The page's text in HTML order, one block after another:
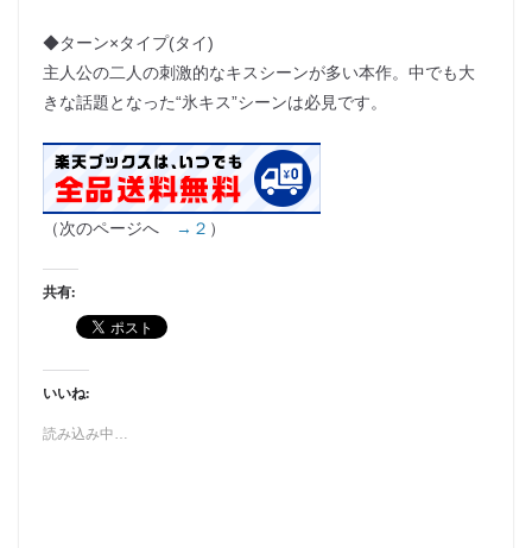
◆ターン×タイプ(タイ)
主人公の二人の刺激的なキスシーンが多い本作。中でも大
きな話題となった“氷キス”シーンは必見です。
（次のページへ →２ ）
共有:
いいね:
読み込み中…